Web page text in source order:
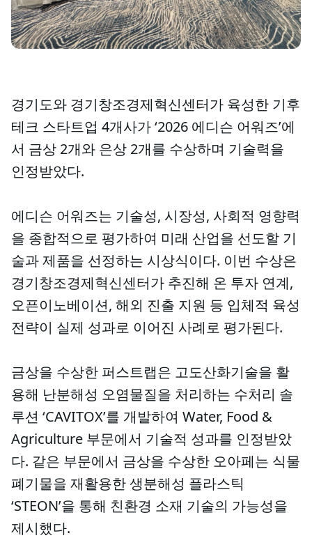
경기도와 경기창조경제혁신센터가 육성한 기후
테크 스타트업 4개사가 ‘2026 에디슨 어워즈’에
서 금상 2개와 은상 2개를 수상하며 기술력을
인정받았다.
에디슨 어워즈는 기술성, 시장성, 사회적 영향력
을 종합적으로 평가하여 미래 산업을 선도할 기
술과 제품을 선정하는 시상식이다. 이번 수상은
경기창조경제혁신센터가 추진해 온 투자 연계,
오픈이노베이션, 해외 진출 지원 등 입체적 육성
전략이 실제 성과로 이어진 사례로 평가된다.
금상을 수상한 퍼스트랩은 고도산화기술을 활
용해 난분해성 오염물질을 처리하는 수처리 솔
루션 ‘CAVITOX’를 개발하여 Water, Food &
Agriculture 부문에서 기술적 성과를 인정받았
다. 같은 부문에서 금상을 수상한 오아페는 식물
폐기물을 재활용한 생분해성 플라스틱
‘STEON’을 통해 친환경 소재 기술의 가능성을
제시했다.